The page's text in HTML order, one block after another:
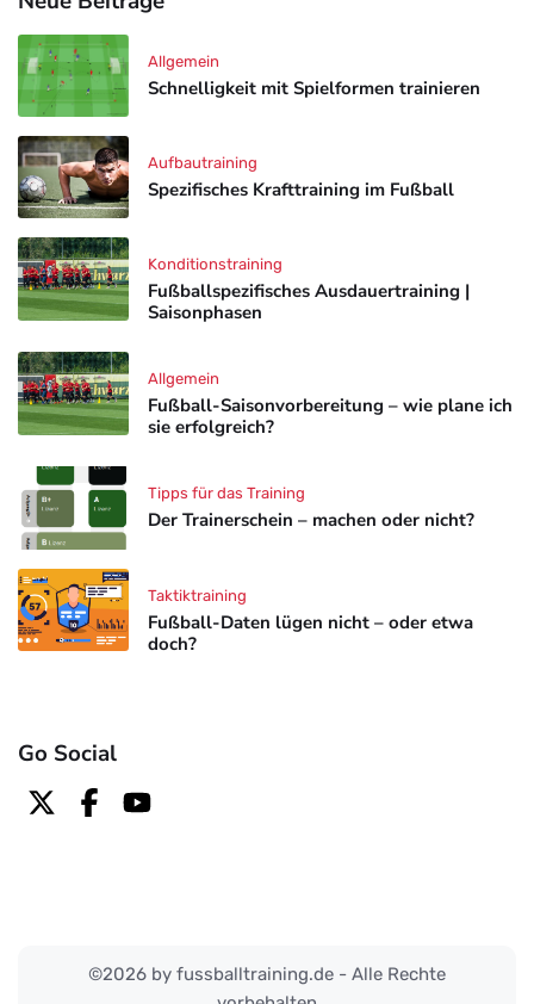
Schnelligkeit mit Spielformen trainieren
Allgemein
Spezifisches Krafttraining im Fußball
Aufbautraining
Fußballspezifisches Ausdauertraining |
Saisonphasen
Konditionstraining
Fußball-Saisonvorbereitung – wie plane ich
sie erfolgreich?
Allgemein
Der Trainerschein – machen oder nicht?
Tipps für das Training
Fußball-Daten lügen nicht – oder etwa
doch?
Taktiktraining
Go Social
©2026 by fussballtraining.de - Alle Rechte